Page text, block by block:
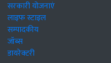
सरकारी योजनाएं
लाइफ स्टाइल
सम्पादकीय
जॉब्स
डायरेक्टरी